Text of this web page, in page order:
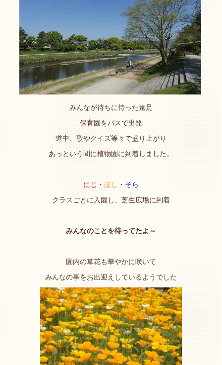
みんなが待ちに待った遠足
保育園をバスで出発
道中、歌やクイズ等々で盛り上がり
あっという間に植物園に到着しました。
にじ ・ ほし ・ そら
クラスごとに入園し、芝生広場に到着
みんなのことを待ってたよ～
園内の草花も華やかに咲いて
みんなの事をお出迎えしているようでした